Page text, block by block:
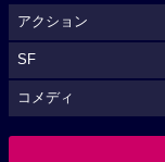
アクション
SF
コメディ